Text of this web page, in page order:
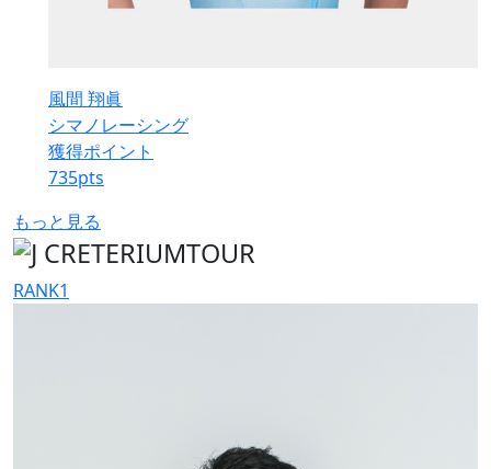
風間 翔眞
シマノレーシング
獲得ポイント
735pts
もっと見る
RANK1